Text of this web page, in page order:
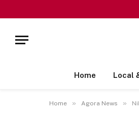
Home Local
Home » Agora News »